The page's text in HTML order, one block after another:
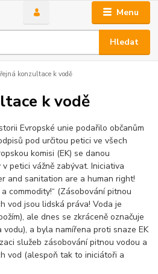
Menu
Hledat
konzultace k vodě
k vodě
Evropské unie podařilo občanům
pod určitou petici ve všech
komisi (EK) se danou
petici vážně zabývat. Iniciativa
and sanitation are a human right!
commodity!“ (Zásobování pitnou
vod jsou lidská práva! Voda je
ale dnes se zkráceně označuje
a byla namířena proti snaze EK
služeb zásobování pitnou vodou a
vod (alespoň tak to iniciátoři a